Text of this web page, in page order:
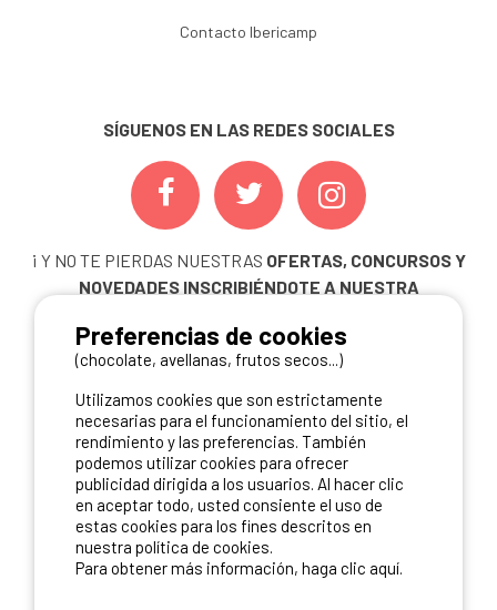
Contacto Ibericamp
SÍGUENOS EN LAS REDES SOCIALES
¡ Y NO TE PIERDAS NUESTRAS OFERTAS, CONCURSOS Y
NOVEDADES INSCRIBIÉNDOTE A NUESTRA
ME INSCRIBO
NUESTROS PARTNERS
Preferencias de cookies
(chocolate, avellanas, frutos secos...)
Utilizamos cookies que son estrictamente
necesarias para el funcionamiento del sitio, el
rendimiento y las preferencias. También
podemos utilizar cookies para ofrecer
publicidad dirigida a los usuarios. Al hacer clic
en aceptar todo, usted consiente el uso de
estas cookies para los fines descritos en
nuestra política de cookies.
Para obtener más información, haga clic aquí.